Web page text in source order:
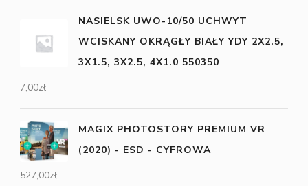
NASIELSK UWO-10/50 UCHWYT
WCISKANY OKRĄGŁY BIAŁY YDY 2X2.5,
3X1.5, 3X2.5, 4X1.0 550350
7,00zł
MAGIX PHOTOSTORY PREMIUM VR
(2020) - ESD - CYFROWA
527,00zł